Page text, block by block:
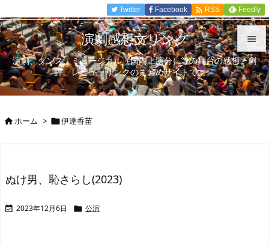


メニュ

Twitter Facebook  RSS Feedly
演劇感想文リンク
演劇、ダンス、ミュージカル（国内上演分）等の舞台の感想、劇
評、レビューリンクのまとめサイトです。
ホーム > 伊達香苗
ぬけ男、恥さらし(2023)
 2023年12月6日  公演